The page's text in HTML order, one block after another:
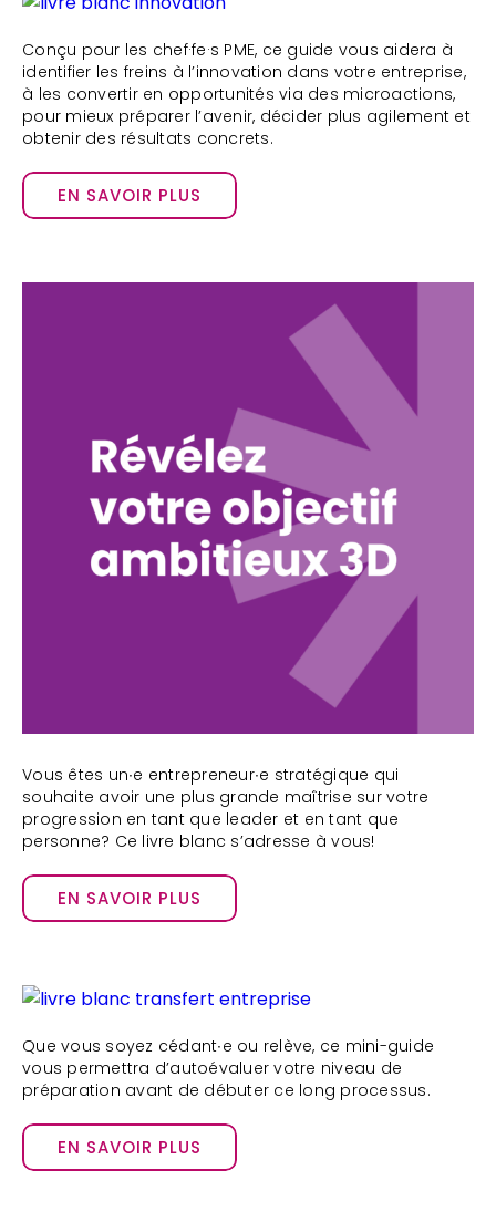
Conçu pour les chef·fe·s PME, ce guide vous aidera à
identifier les freins à l’innovation dans votre entreprise,
à les convertir en opportunités via des microactions,
pour mieux préparer l’avenir, décider plus agilement et
obtenir des résultats concrets.
EN SAVOIR PLUS
Vous êtes un∙e entrepreneur∙e stratégique qui
souhaite avoir une plus grande maîtrise sur votre
progression en tant que leader et en tant que
personne? Ce livre blanc s’adresse à vous!
EN SAVOIR PLUS
Que vous soyez cédant∙e ou relève, ce mini-guide
vous permettra d’autoévaluer votre niveau de
préparation avant de débuter ce long processus.
EN SAVOIR PLUS